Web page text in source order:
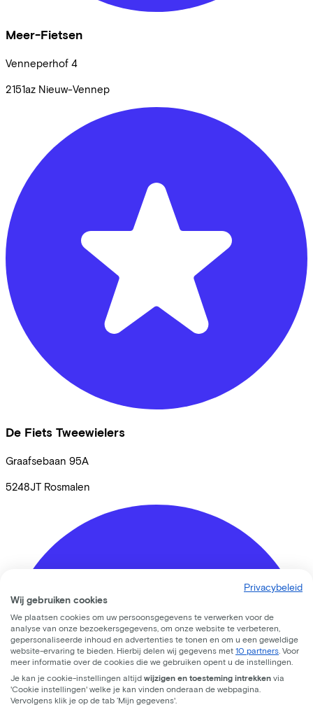
Meer-Fietsen
Venneperhof 4
2151az Nieuw-Vennep
De Fiets Tweewielers
Graafsebaan 95A
5248JT Rosmalen
Privacybeleid
Wij gebruiken cookies
We plaatsen cookies om uw persoonsgegevens te verwerken voor de
analyse van onze bezoekersgegevens, om onze website te verbeteren,
gepersonaliseerde inhoud en advertenties te tonen en om u een geweldige
website-ervaring te bieden. Hierbij delen wij gegevens met 10 partners . Voor
meer informatie over de cookies die we gebruiken opent u de instellingen.
Je kan je cookie-instellingen altijd wijzigen en toesteming intrekken via
'Cookie instellingen' welke je kan vinden onderaan de webpagina.
Vervolgens klik je op de tab ‘Mijn gegevens'.